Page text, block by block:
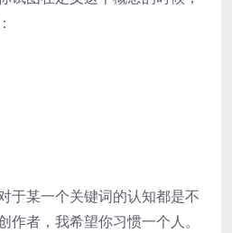
于某一个关键词的认知都是不
作者，我希望你习惯一个人。